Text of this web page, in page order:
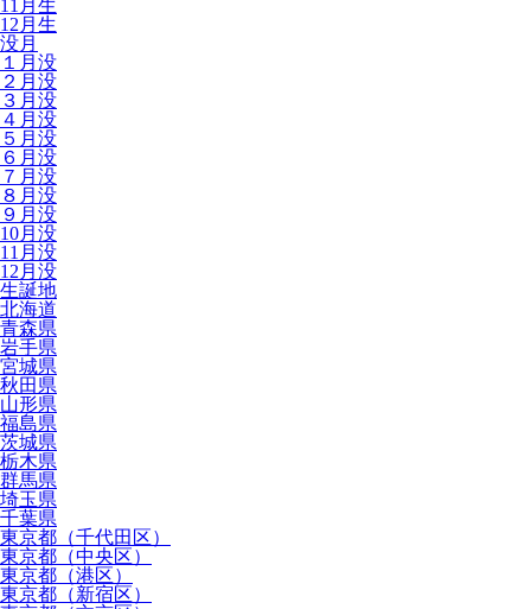
11月生
12月生
没月
１月没
２月没
３月没
４月没
５月没
６月没
７月没
８月没
９月没
10月没
11月没
12月没
生誕地
北海道
青森県
岩手県
宮城県
秋田県
山形県
福島県
茨城県
栃木県
群馬県
埼玉県
千葉県
東京都（千代田区）
東京都（中央区）
東京都（港区）
東京都（新宿区）